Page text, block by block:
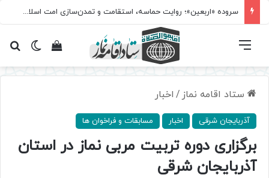
سروده‌ «اربعین»؛ روایت حماسه، استقامت و تمدن‌سازی امت اسلامی
تغییرمشاهده فهرست
ستاد اقامه نماز / اخبار
آذربایجان شرقی اخبار مسابقات و فراخوان ها
برگزاری دوره تربیت مربی نماز در استان
آذربایجان شرقی